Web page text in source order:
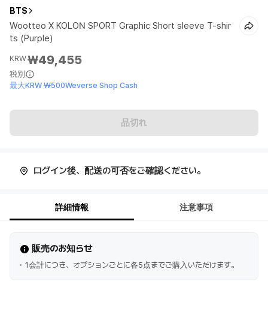
BTS
Wootteo X KOLON SPORT Graphic Short sleeve T-shir
ts (Purple)
KRW₩49,455
税別
最大KRW ₩500Weverse Shop Cash
品切れ
ログイン後、配送の可否をご確認ください。
詳細情報 注意事項
販売のお知らせ
1会計につき、オプションごとに各5点までご購入いただけます。